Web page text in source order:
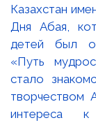
Казахстан
Дня Абая,
детей был
«Путь
стало
творчеством
интереса к